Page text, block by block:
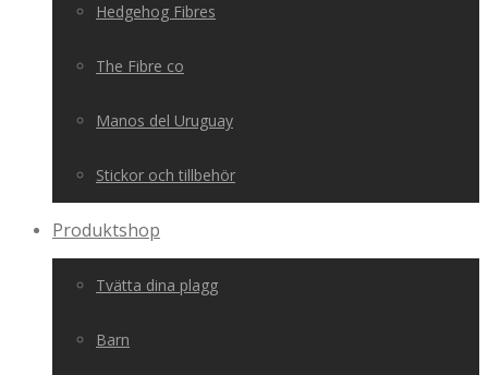
Hedgehog Fibres
The Fibre co
Manos del Uruguay
Stickor och tillbehör
Produktshop
Tvätta dina plagg
Barn